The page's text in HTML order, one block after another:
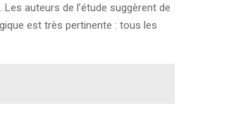
auteurs de l’étude suggèrent de
est très pertinente : tous les